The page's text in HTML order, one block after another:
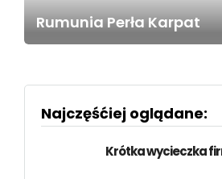
Rumunia Perła Karpat
Najczęśćiej oglądane:
Krótka wycieczka